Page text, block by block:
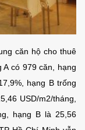
căn hộ cho thuê
có 979 căn, hạng
hạng B trống
USD/m2/tháng,
hạng B là 25,56